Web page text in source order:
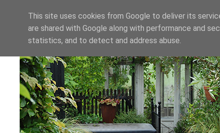
This site uses cookies from Google to deliver its
are shared with Google along with performance and
statistics, and to detect and address abuse.